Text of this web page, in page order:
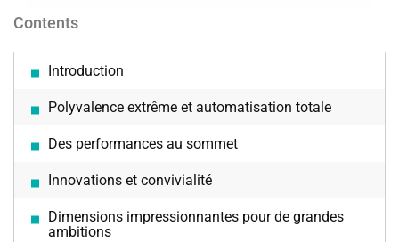
Contents
Introduction
Polyvalence extrême et automatisation totale
Des performances au sommet
Innovations et convivialité
Dimensions impressionnantes pour de grandes
ambitions